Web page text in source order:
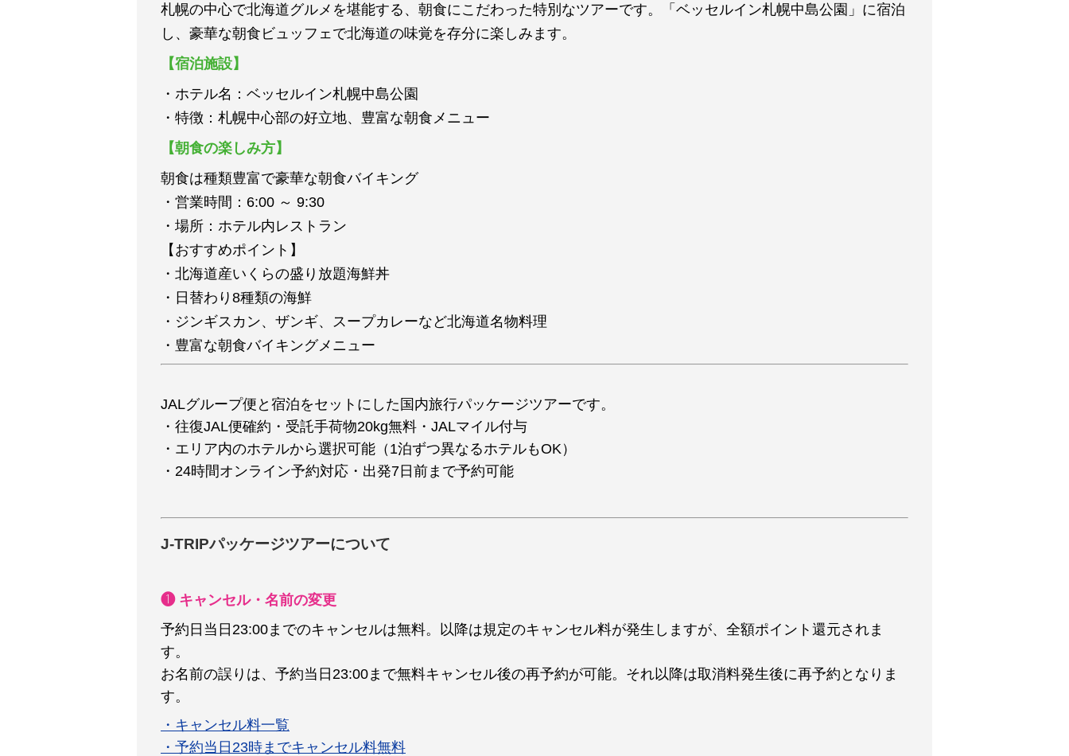
札幌の中心で北海道グルメを堪能する、朝食にこだわった特別なツアーです。「ベッセルイン札幌中島公園」に宿泊
し、豪華な朝食ビュッフェで北海道の味覚を存分に楽しみます。
【宿泊施設】
・ホテル名：ベッセルイン札幌中島公園
・特徴：札幌中心部の好立地、豊富な朝食メニュー
【朝食の楽しみ方】
朝食は種類豊富で豪華な朝食バイキング
・営業時間：6:00 ～ 9:30
・場所：ホテル内レストラン
【おすすめポイント】
・北海道産いくらの盛り放題海鮮丼
・日替わり8種類の海鮮
・ジンギスカン、ザンギ、スープカレーなど北海道名物料理
・豊富な朝食バイキングメニュー
JALグループ便と宿泊をセットにした国内旅行パッケージツアーです。
・往復JAL便確約・受託手荷物20kg無料・JALマイル付与
・エリア内のホテルから選択可能（1泊ずつ異なるホテルもOK）
・24時間オンライン予約対応・出発7日前まで予約可能
J-TRIPパッケージツアーについて
❶ キャンセル・名前の変更
予約日当日23:00までのキャンセルは無料。以降は規定のキャンセル料が発生しますが、全額ポイント還元されま
す。
お名前の誤りは、予約当日23:00まで無料キャンセル後の再予約が可能。それ以降は取消料発生後に再予約となりま
す。
・キャンセル料一覧
・予約当日23時までキャンセル料無料